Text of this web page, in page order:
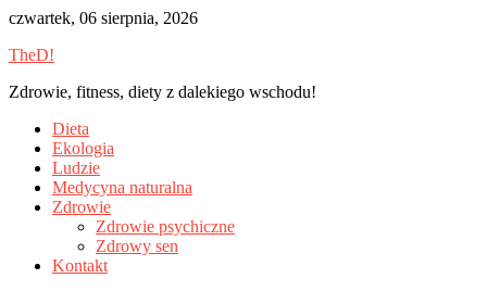
Skip
content
czwartek, 06 sierpnia, 2026
TheD!
Zdrowie, fitness, diety z dalekiego wschodu!
Dieta
Ekologia
Ludzie
Medycyna naturalna
Zdrowie
Zdrowie psychiczne
Zdrowy sen
Kontakt